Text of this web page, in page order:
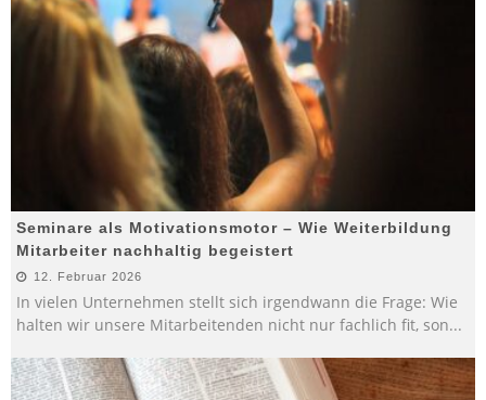
Seminare als Motivationsmotor – Wie Weiterbildung
Mitarbeiter nachhaltig begeistert
12. Februar 2026
In vielen Unternehmen stellt sich irgendwann die Frage: Wie
halten wir unsere Mitarbeitenden nicht nur fachlich fit, son...